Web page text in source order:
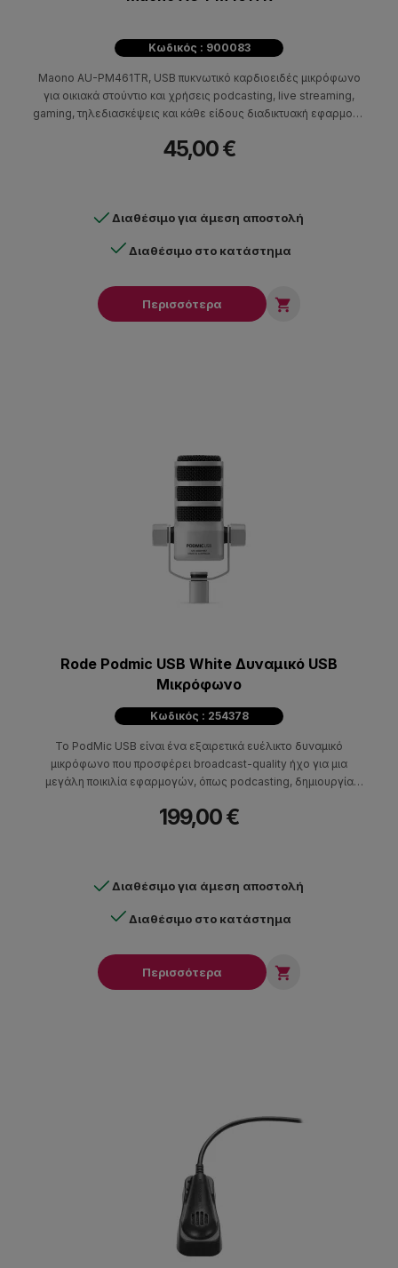
Κωδικός : 900083
Maono AU-PM461TR, USB πυκνωτικό καρδιοειδές μικρόφωνο
για οικιακά στούντιο και χρήσεις podcasting, live streaming,
gaming, τηλεδιασκέψεις και κάθε είδους διαδικτυακή εφαρμογή
45,00 €
Διαθέσιμο για άμεση αποστολή
Διαθέσιμο στο κατάστημα
Περισσότερα 
Rode Podmic USB White Δυναμικό USB
Mικρόφωνο
Κωδικός : 254378
Το PodMic USB είναι ένα εξαιρετικά ευέλικτο δυναμικό
μικρόφωνο που προσφέρει broadcast-quality ήχο για μια
μεγάλη ποικιλία εφαρμογών, όπως podcasting, δημιουργία
199,00 €
Διαθέσιμο για άμεση αποστολή
Διαθέσιμο στο κατάστημα
Περισσότερα 